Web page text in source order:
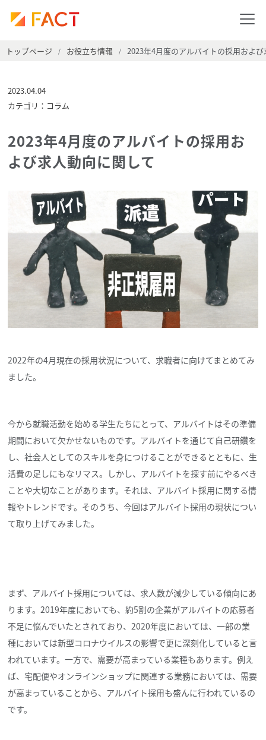
トップページ / お役立ち情報 / 2023年4月度のアルバイトの採用およ
2023.04.04
カテゴリ：コラム
2023年4月度のアルバイトの採用お
よび求人動向に関して
2022年の4月現在の採用状況について、求職者に向けてまとめてみ
ました。
今から就職活動を始める学生たちにとって、アルバイトはその準備
期間において欠かせないものです。アルバイトを通じて自己研鑽を
し、社会人としてのスキルを身につけることができるとともに、生
活費の足しにもなリマス。しかし、アルバイトを探す前にやるべき
ことや大切なことがあります。それは、アルバイト採用に関する情
報やトレンドです。そのうち、今回はアルバイト採用の現状につい
て取り上げてみました。
まず、アルバイト採用については、求人数が減少している傾向にあ
ります。2019年度においても、約5割の企業がアルバイトの応募者
不足に悩んでいたとされており、2020年度においては、一部の業
種においては新型コロナウイルスの影響で更に深刻化していると言
われています。一方で、需要が高まっている業種もあります。例え
ば、宅配便やオンラインショップに関連する業務においては、需要
が高まっていることから、アルバイト採用も盛んに行われているの
です。